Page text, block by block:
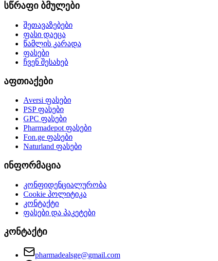
სწრაფი ბმულები
შეთავაზებები
ფასი დაეცა
წამლის კარადა
ფასები
ჩვენ შესახებ
აფთიაქები
Aversi ფასები
PSPფასები
GPC ფასები
Pharmadepotფასები
Fon.ge ფასები
Naturland ფასები
ინფორმაცია
კონფიდენციალურობა
Cookie პოლიტიკა
კონტაქტი
ფასები და პაკეტები
კონტაქტი
pharmadealsge@gmail.com